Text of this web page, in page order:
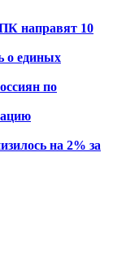
направят 10
о единых
по
на 2% за